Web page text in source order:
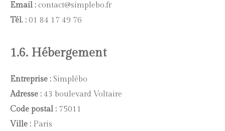
Email : contact@simplebo.fr
Tél. : 01 84 17 49 76
1.6. Hébergement
Entreprise : Simplébo
Adresse : 43 boulevard Voltaire
Code postal : 75011
Ville : Paris